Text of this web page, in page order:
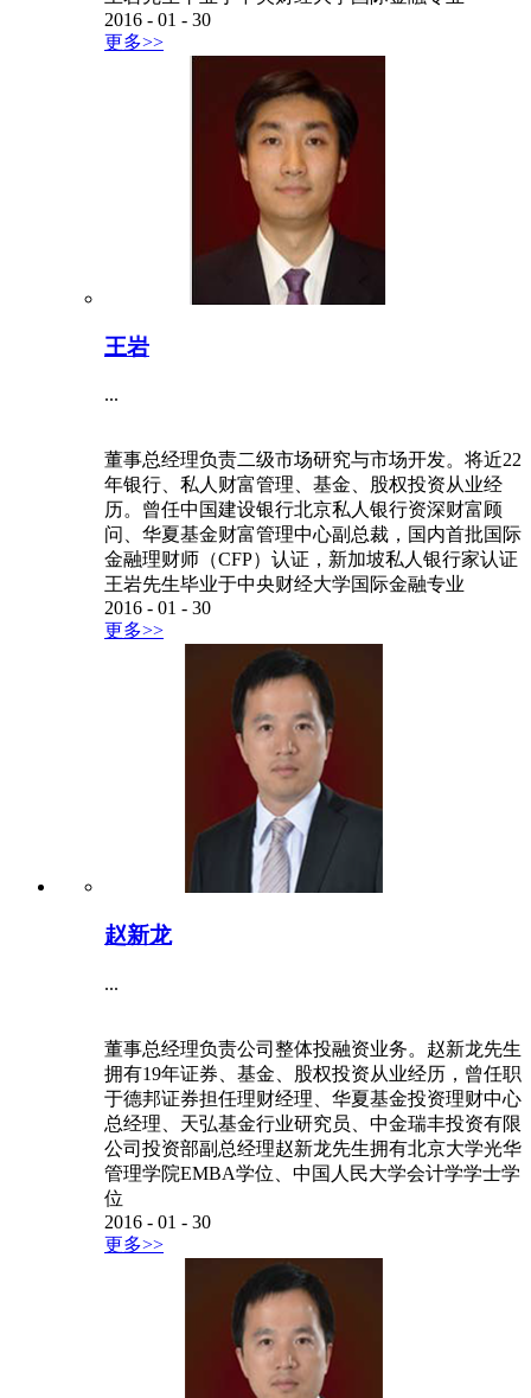
2016 - 01 - 30
更多>>
王岩
...
董事总经理负责二级市场研究与市场开发。将近22
年银行、私人财富管理、基金、股权投资从业经
历。曾任中国建设银行北京私人银行资深财富顾
问、华夏基金财富管理中心副总裁，国内首批国际
金融理财师（CFP）认证，新加坡私人银行家认证
王岩先生毕业于中央财经大学国际金融专业
2016 - 01 - 30
更多>>
赵新龙
...
董事总经理负责公司整体投融资业务。赵新龙先生
拥有19年证券、基金、股权投资从业经历，曾任职
于德邦证券担任理财经理、华夏基金投资理财中心
总经理、天弘基金行业研究员、中金瑞丰投资有限
公司投资部副总经理赵新龙先生拥有北京大学光华
管理学院EMBA学位、中国人民大学会计学学士学
位
2016 - 01 - 30
更多>>